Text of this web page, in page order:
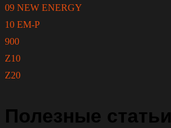
09 NEW ENERGY
10 EM-P
900
Z10
Z20
Полезные статьи